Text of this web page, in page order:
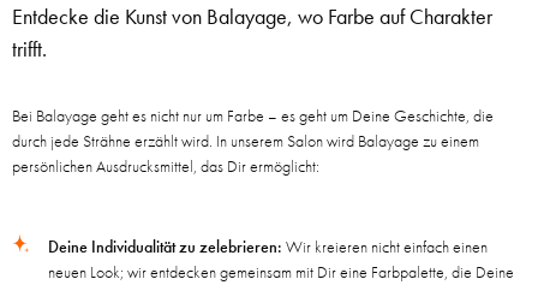
Entdecke die Kunst von Balayage, wo Farbe auf Charakter
trifft.
Bei Balayage geht es nicht nur um Farbe – es geht um Deine Geschichte, die
durch jede Strähne erzählt wird. In unserem Salon wird Balayage zu einem
persönlichen Ausdrucksmittel, das Dir ermöglicht:
Deine Individualität zu zelebrieren: Wir kreieren nicht einfach einen
neuen Look; wir entdecken gemeinsam mit Dir eine Farbpalette, die Deine